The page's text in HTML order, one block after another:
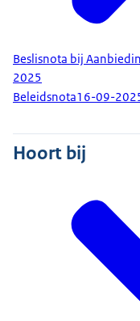
Beslisnota bij
2025
Beleidsnota16-09-
Hoort bij